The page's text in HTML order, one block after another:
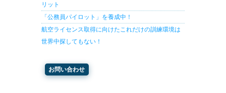
リット
「公務員パイロット」を養成中！
航空ライセンス取得に向けたこれだけの訓練環境は
世界中探してもない！
お問い合わせ